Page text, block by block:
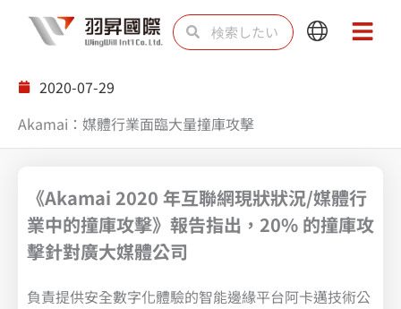
検
索 索
Main
Main
2020-07-29
Akamai：媒體行業面臨大量撞庫攻擊
《Akamai 2020 年互聯網現狀狀況/媒體行
業中的撞庫攻擊》報告指出，20% 的撞庫攻
擊針對廣大媒體公司
負責提供安全數字化體驗的智能邊緣平台阿卡邁技術公